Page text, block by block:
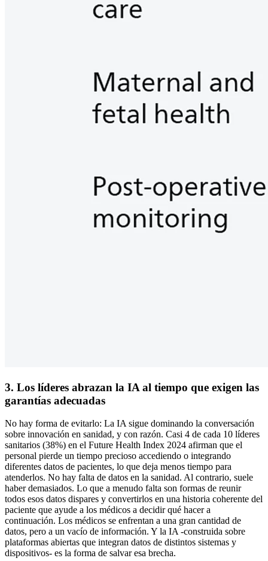
3. Los líderes abrazan la IA al tiempo que exigen las
garantías adecuadas
No hay forma de evitarlo: La IA sigue dominando la conversación
sobre innovación en sanidad, y con razón. Casi 4 de cada 10 líderes
sanitarios (38%) en el Future Health Index 2024 afirman que el
personal pierde un tiempo precioso accediendo o integrando
diferentes datos de pacientes, lo que deja menos tiempo para
atenderlos. No hay falta de datos en la sanidad. Al contrario, suele
haber demasiados. Lo que a menudo falta son formas de reunir
todos esos datos dispares y convertirlos en una historia coherente del
paciente que ayude a los médicos a decidir qué hacer a
continuación. Los médicos se enfrentan a una gran cantidad de
datos, pero a un vacío de información. Y la IA -construida sobre
plataformas abiertas que integran datos de distintos sistemas y
dispositivos- es la forma de salvar esa brecha.